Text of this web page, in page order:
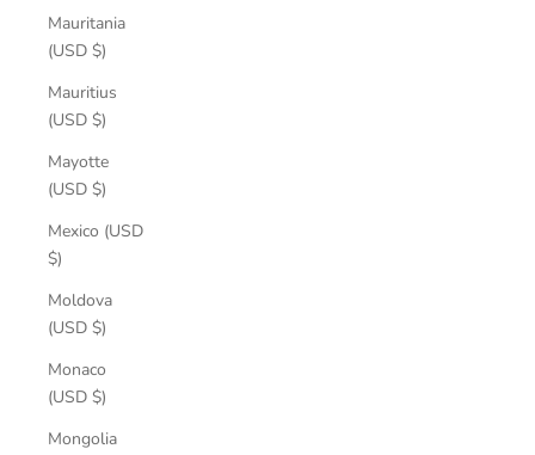
Mauritania
(USD $)
Mauritius
(USD $)
Mayotte
(USD $)
Mexico (USD
$)
Moldova
(USD $)
Monaco
(USD $)
Mongolia